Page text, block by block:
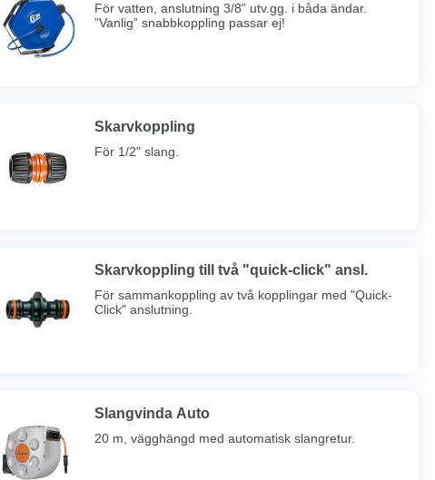
För vatten, anslutning 3/8” utv.gg. i båda ändar.
”Vanlig” snabbkoppling passar ej!
Skarvkoppling
För 1/2" slang.
Skarvkoppling till två "quick-click" ansl.
För sammankoppling av två kopplingar med "Quick-
Click" anslutning.
Slangvinda Auto
20 m, vägghängd med automatisk slangretur.